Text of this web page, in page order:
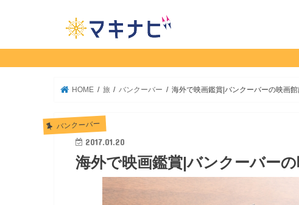
HOME 旅 バンクーバー 海外で映画鑑賞|バンクーバーの映画
バンクーバー
2017.01.20
海外で映画鑑賞|バンクーバー